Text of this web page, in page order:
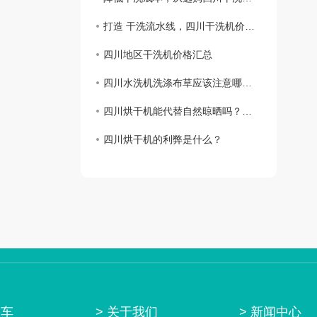
打造 干洗流水线，四川干洗机价格一览
四川地区干洗机价格汇总
四川水洗机洗涤布草应该注意哪些问题？
四川烘干机能代替自然晾晒吗？答案来了！
四川烘干机的利弊是什么？
> 关于我们 > 新闻中心